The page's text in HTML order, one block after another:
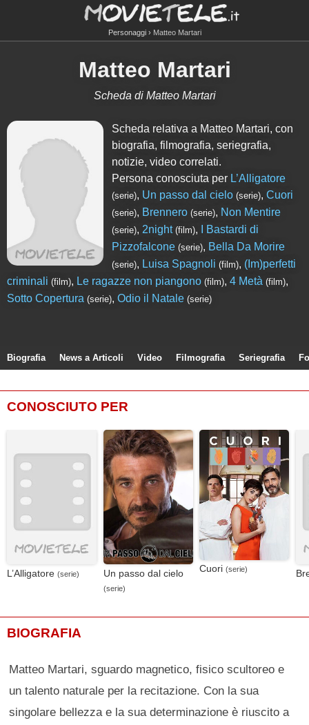
Personaggi Matteo Martari
Matteo Martari
Scheda di Matteo Martari
Scheda relativa a Matteo Martari, con
biografia, filmografia, seriegrafia,
notizie, video correlati.
Persona conosciuta per L’Alligatore
(serie), Un passo dal cielo (serie),Cuori
(serie), Brennero (serie), Non Mentire
(serie), 2night (film),
I Bastardi di
Pizzofalcone (serie), Bella Da Morire
(serie), Luisa Spagnoli (film), (Im)perfetti
criminali (film), Le ragazze non piangono (film), 4 Metà (film),
Sotto Copertura (serie), Odio il Natale (serie)
Biografia News a Articoli Video Filmografia Seriegrafia
CONOSCIUTO PER
L’Alligatore (serie) Un passo dal cielo
(serie)
Cuori (serie)
BIOGRAFIA
Matteo Martari, sguardo magnetico, fisico scultoreo e
un talento naturale per la recitazione. Con la sua
singolare bellezza e la sua determinazione è riuscito a